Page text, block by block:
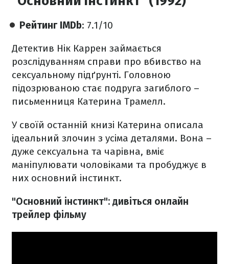
Рейтинг IMDb: 7.1/10
Детектив Нік Каррен займається
розслідуванням справи про вбивство на
сексуальному підґрунті. Головною
підозрюваною стає подруга загиблого –
письменниця Катерина Трамелл.
У своїй останній книзі Катерина описала
ідеальний злочин з усіма деталями. Вона –
дуже сексуальна та чарівна, вміє
маніпулювати чоловіками та пробуджує в
них основний інстинкт.
"Основний інстинкт": дивіться онлайн
трейлер фільму